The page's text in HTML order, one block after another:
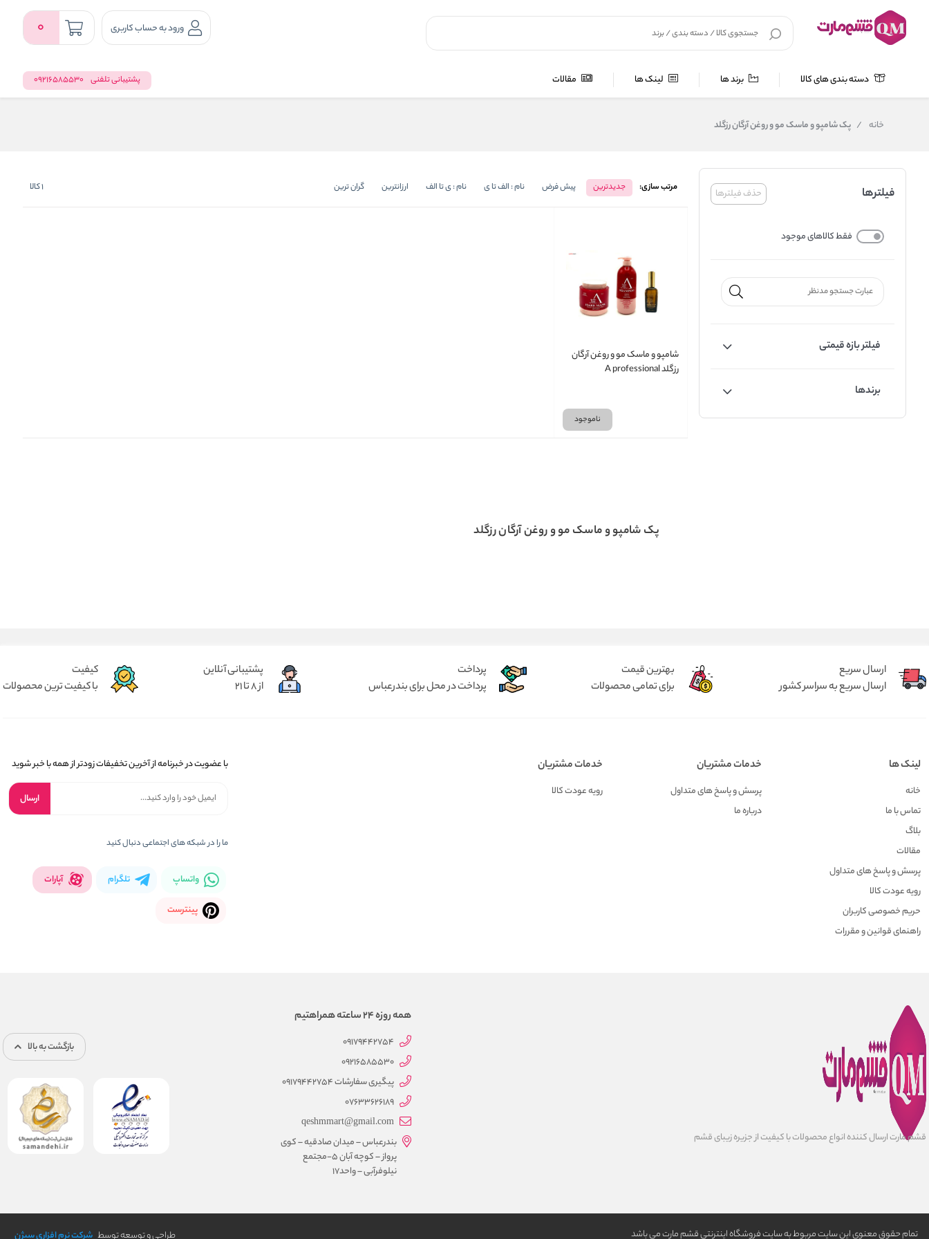
ورود به حساب کاربری 0
دسته بندی های کالا برند ها لینک ها مقالات پشتیبانی تلفنی 09216585530
خانه / پک شامپو و ماسک مو و روغن آرگان رزگلد
حذف فیلترها فیلترها
فقط کالاهای موجود
فیلتر بازه قیمتی
برندها
مرتب سازی: جدیدترین پیش فرض نام : الف تا ی نام : ی تا الف ارزانترین گران ترین 1کالا
شامپو و ماسک مو و روغن آرگان
رزگلد A professional
ناموجود
پک شامپو و ماسک مو و روغن آرگان رزگلد
ارسال سریع
ارسال سریع به سراسر کشور
بهترین قیمت
برای تمامی محصولات
پرداخت
پرداخت در محل برای بندرعباس
پشتیبانی آنلاین
از 8 تا 21
کیفیت
با کیفیت ترین محصولات
لینک ها
خانه
تماس با ما
بلاگ
مقالات
پرسش و پاسخ های متداول
رویه عودت کالا
حریم خصوصی کاربران
راهنمای قوانین و مقررات
خدمات مشتریان
پرسش و پاسخ های متداول
درباره ما
خدمات مشتریان
رویه عودت کالا
با عضویت در خبرنامه از آخرین تخفیفات زودتر از همه با خبر شوید
ارسال
ما را در شبکه های اجتماعی دنبال کنید
واتساپ تلگرام آپارات
پینترست
قشم مارت ارسال کننده انواع محصولات با کیفیت از جزیره زیبای قشم
همه روزه 24 ساعته همراهتیم
09179442754
09216585530
پیگیری سفارشات 09179442754
07633626189
qeshmmart@gmail.com
بندرعباس – میدان صادقیه – کوی
پرواز – کوچه آبان 5-مجتمع
نیلوفرآبی – واحد17
بازگشت به بالا
تمام حقوق معنوی این سایت مربوط به سایت فروشگاه اینترنتی قشم مارت می باشد